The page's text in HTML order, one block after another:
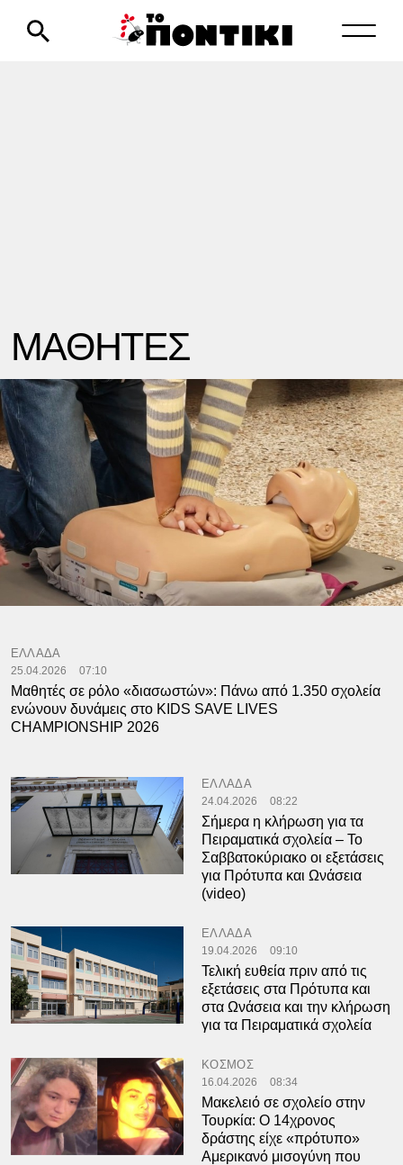
ΜΑΘΗΤΕΣ
ΕΛΛΑΔΑ
25.04.2026 07:10
Μαθητές σε ρόλο «διασωστών»: Πάνω από 1.350 σχολεία
ενώνουν δυνάμεις στο KIDS SAVE LIVES
CHAMPIONSHIP 2026
ΕΛΛΑΔΑ
24.04.2026 08:22
Σήμερα η κλήρωση για τα
Πειραματικά σχολεία – Το
Σαββατοκύριακο οι εξετάσεις
για Πρότυπα και Ωνάσεια
(video)
ΕΛΛΑΔΑ
19.04.2026 09:10
Τελική ευθεία πριν από τις
εξετάσεις στα Πρότυπα και
στα Ωνάσεια και την κλήρωση
για τα Πειραματικά σχολεία
ΚΟΣΜΟΣ
16.04.2026 08:34
Μακελειό σε σχολείο στην
Τουρκία: Ο 14χρονος
δράστης είχε «πρότυπο»
Αμερικανό μισογύνη που